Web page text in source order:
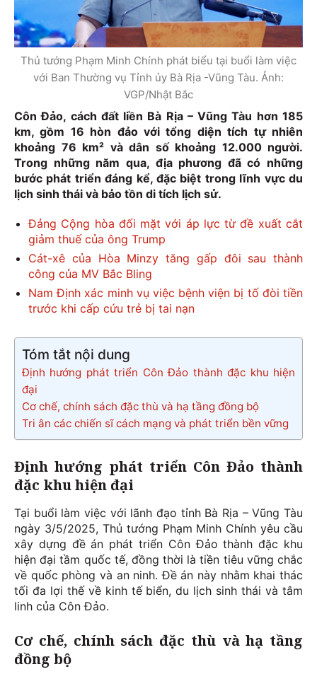
Thủ tướng Phạm Minh Chính phát biểu tại buổi làm việc
với Ban Thường vụ Tỉnh ủy Bà Rịa -Vũng Tàu. Ảnh:
VGP/Nhật Bắc
Côn Đảo, cách đất liền Bà Rịa – Vũng Tàu hơn 185
km, gồm 16 hòn đảo với tổng diện tích tự nhiên
khoảng 76 km² và dân số khoảng 12.000 người.
Trong những năm qua, địa phương đã có những
bước phát triển đáng kể, đặc biệt trong lĩnh vực du
lịch sinh thái và bảo tồn di tích lịch sử.
Đảng Cộng hòa đối mặt với áp lực từ đề xuất cắt
giảm thuế của ông Trump
Cát-xê của Hòa Minzy tăng gấp đôi sau thành
công của MV Bắc Bling
Nam Định xác minh vụ việc bệnh viện bị tố đòi tiền
trước khi cấp cứu trẻ bị tai nạn
Tóm tắt nội dung
Định hướng phát triển Côn Đảo thành đặc khu hiện
đại
Cơ chế, chính sách đặc thù và hạ tầng đồng bộ
Tri ân các chiến sĩ cách mạng và phát triển bền vững
Định hướng phát triển Côn Đảo thành
đặc khu hiện đại
Tại buổi làm việc với lãnh đạo tỉnh Bà Rịa – Vũng Tàu
ngày 3/5/2025, Thủ tướng Phạm Minh Chính yêu cầu
xây dựng đề án phát triển Côn Đảo thành đặc khu
hiện đại tầm quốc tế, đồng thời là tiền tiêu vững chắc
về quốc phòng và an ninh. Đề án này nhằm khai thác
tối đa lợi thế về kinh tế biển, du lịch sinh thái và tâm
linh của Côn Đảo.
Cơ chế, chính sách đặc thù và hạ tầng
đồng bộ